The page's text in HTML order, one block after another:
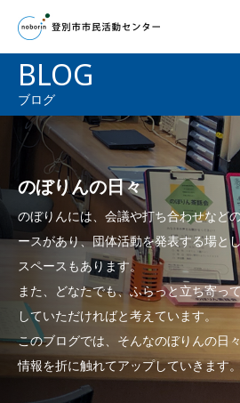
BLOG
ブログ
のぼりんの日々
のぼりんには、会議や打ち合わせなど
ースがあり、団体活動を発表する場と
スペースもあります。
また、どなたでも、ふらっと立ち寄っ
していただければと考えています。
このブログでは、そんなのぼりんの日
情報を折に触れてアップしていきます